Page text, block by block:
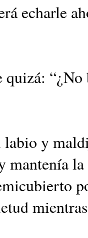
echarle
“¿No
y
mantenía